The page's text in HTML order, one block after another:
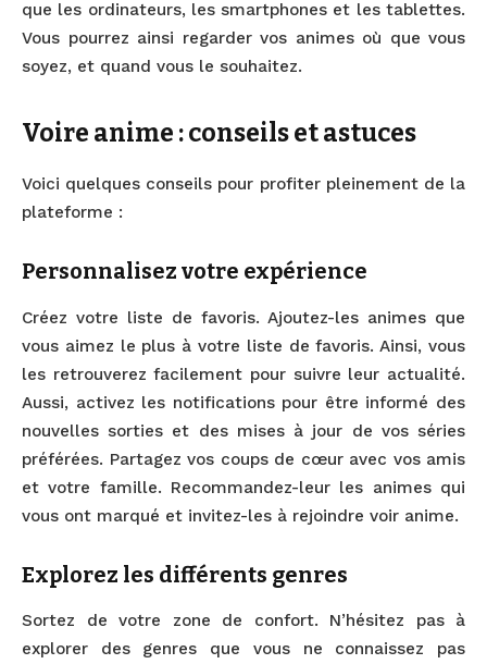
que les ordinateurs, les smartphones et les tablettes.
Vous pourrez ainsi regarder vos animes où que vous
soyez, et quand vous le souhaitez.
Voire anime : conseils et astuces
Voici quelques conseils pour profiter pleinement de la
plateforme :
Personnalisez votre expérience
Créez votre liste de favoris. Ajoutez-les animes que
vous aimez le plus à votre liste de favoris. Ainsi, vous
les retrouverez facilement pour suivre leur actualité.
Aussi, activez les notifications pour être informé des
nouvelles sorties et des mises à jour de vos séries
préférées. Partagez vos coups de cœur avec vos amis
et votre famille. Recommandez-leur les animes qui
vous ont marqué et invitez-les à rejoindre voir anime.
Explorez les différents genres
Sortez de votre zone de confort. N’hésitez pas à
explorer des genres que vous ne connaissez pas